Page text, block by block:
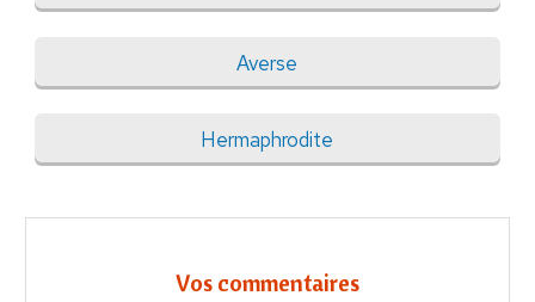
Averse
Hermaphrodite
Vos commentaires